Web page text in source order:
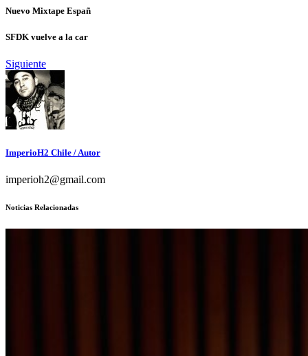
Nuevo Mixtape Españ
SFDK vuelve a la car
Siguiente
ImperioH2 Chile / Autor
imperioh2@gmail.com
Noticias Relacionadas